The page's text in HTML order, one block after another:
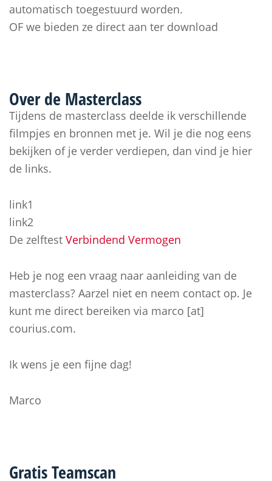
automatisch toegestuurd worden.
OF we bieden ze direct aan ter download
Over de Masterclass
Tijdens de masterclass deelde ik verschillende
filmpjes en bronnen met je. Wil je die nog eens
bekijken of je verder verdiepen, dan vind je hier
de links.
link1
link2
De zelftest Verbindend Vermogen
Heb je nog een vraag naar aanleiding van de
masterclass? Aarzel niet en neem contact op. Je
kunt me direct bereiken via marco [at]
courius.com.
Ik wens je een fijne dag!
Marco
GratisTeamscan